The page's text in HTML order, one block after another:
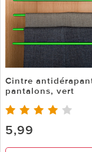
Cintre
pantalons, vert
5,99